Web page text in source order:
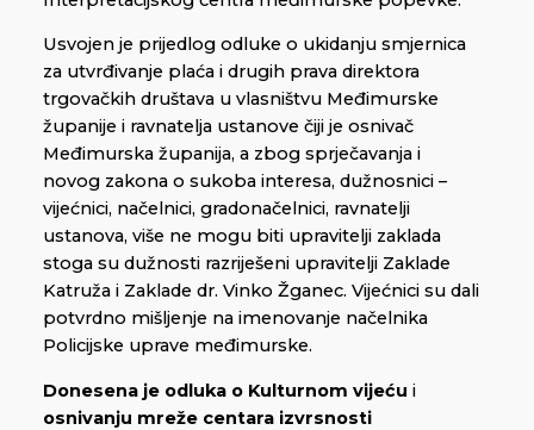
Usvojen je prijedlog odluke o ukidanju smjernica
za utvrđivanje plaća i drugih prava direktora
trgovačkih društava u vlasništvu Međimurske
županije i ravnatelja ustanove čiji je osnivač
Međimurska županija, a zbog sprječavanja i
novog zakona o sukoba interesa, dužnosnici –
vijećnici, načelnici, gradonačelnici, ravnatelji
ustanova, više ne mogu biti upravitelji zaklada
stoga su dužnosti razriješeni upravitelji Zaklade
Katruža i Zaklade dr. Vinko Žganec. Vijećnici su dali
potvrdno mišljenje na imenovanje načelnika
Policijske uprave međimurske.
Donesena je odluka o Kulturnom vijeću i
osnivanju mreže centara izvrsnosti